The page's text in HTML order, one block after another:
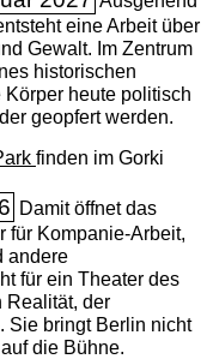
eine Arbeit über
Gewalt. Im Zentrum
historischen
heute politisch
geopfert werden.
finden im Gorki
Damit öffnet das
für Kompanie-Arbeit,
andere
für ein Theater des
Realität, der
Sie bringt Berlin nicht
die Bühne.